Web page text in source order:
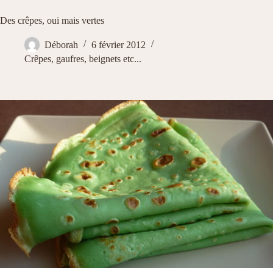
Des crêpes, oui mais vertes
Déborah
6 février 2012
Crêpes, gaufres, beignets etc...